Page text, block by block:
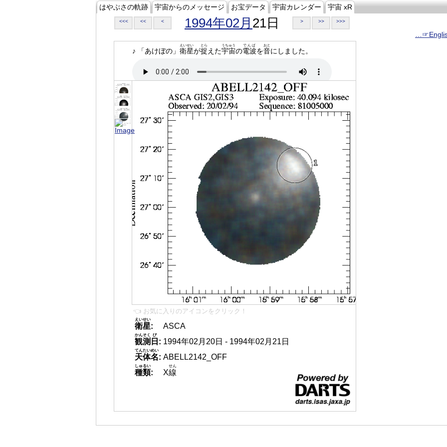
はやぶさの軌跡 宇宙からのメッセージ お宝データ 宇宙カレンダー 宇宙 xR
<<< << < 1994年02月 21日 > >> >>>
♪ 「あけぼの」 衛星
えいせい
が捉
とら
えた宇宙
うちゅう
の電波
でんぱ
を音
おと
にしました。
👈 お気に入りのアイコンをクリック！
衛星
えいせい
:
ASCA
観測
かんそく
日
び
: 1994年02月20日 - 1994年02月21日
天体名
てんたいめい
: ABELL2142_OFF
種類
しゅるい
: X線
せん